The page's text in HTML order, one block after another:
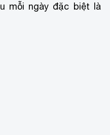
mỗi ngày đặc biệt là